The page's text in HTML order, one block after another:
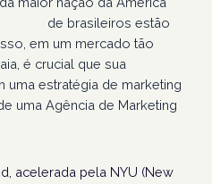
de brasileiros estão
em um mercado tão
é crucial que sua
estratégia de marketing
uma Agência de Marketing
acelerada pela NYU (New